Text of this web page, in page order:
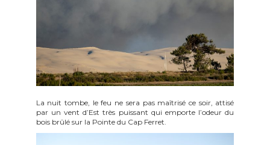
La nuit tombe, le feu ne sera pas maîtrisé ce soir, attisé
par un vent d’Est très puissant qui emporte l’odeur du
bois brûlé sur la Pointe du Cap Ferret.